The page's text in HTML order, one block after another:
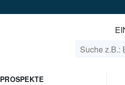
PROSPEKTE